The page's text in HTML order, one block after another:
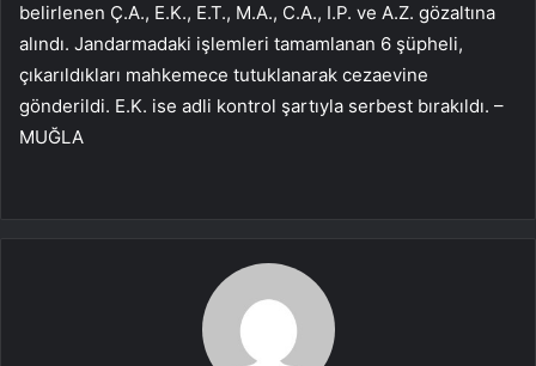
belirlenen Ç.A., E.K., E.T., M.A., C.A., I.P. ve A.Z. gözaltına
alındı. Jandarmadaki işlemleri tamamlanan 6 şüpheli,
çıkarıldıkları mahkemece tutuklanarak cezaevine
gönderildi. E.K. ise adli kontrol şartıyla serbest bırakıldı. –
MUĞLA